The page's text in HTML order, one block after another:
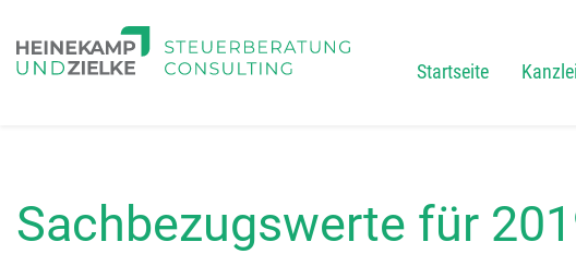
Main
Startseite Kanzlei
Sachbezugswerte für